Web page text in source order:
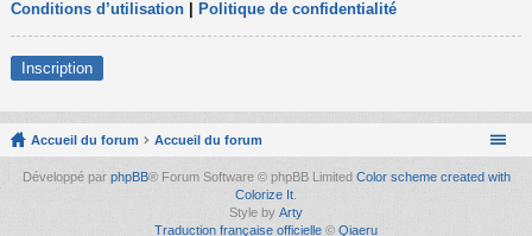
Conditions d’utilisation Politique de confidentialité
Inscription
Accueil du forum Accueil du forum
Développé par phpBB® Forum Software © phpBB Limited Color scheme created with
Colorize It.
Style by Arty
Traduction française officielle © Qiaeru